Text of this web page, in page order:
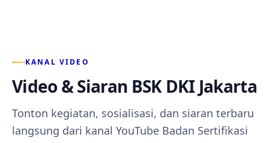
KANAL VIDEO
Video & Siaran BSK DKI Jakarta
Tonton kegiatan, sosialisasi, dan siaran terbaru
langsung dari kanal YouTube Badan Sertifikasi